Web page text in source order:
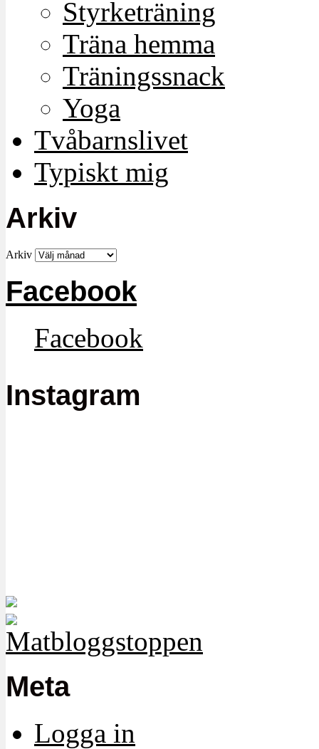
Styrketräning
Träna hemma
Träningssnack
Yoga
Tvåbarnslivet
Typiskt mig
Arkiv
Arkiv
Facebook
Facebook
Instagram
Meta
Logga in